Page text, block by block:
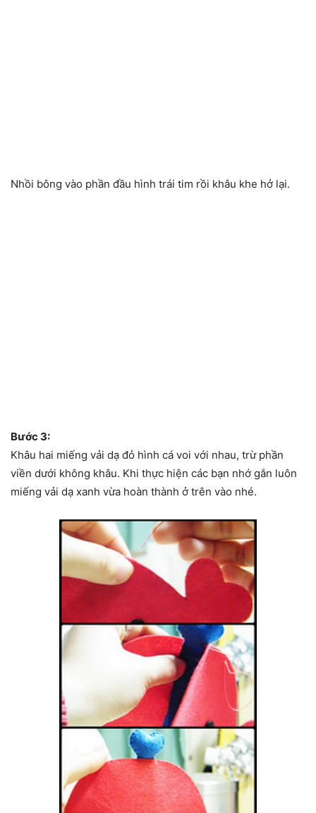
Nhồi bông vào phần đầu hình trái tim rồi khâu khe hở lại.
Bước 3:
Khâu hai miếng vải dạ đỏ hình cá voi với nhau, trừ phần
viền dưới không khâu. Khi thực hiện các bạn nhớ gắn luôn
miếng vải dạ xanh vừa hoàn thành ở trên vào nhé.